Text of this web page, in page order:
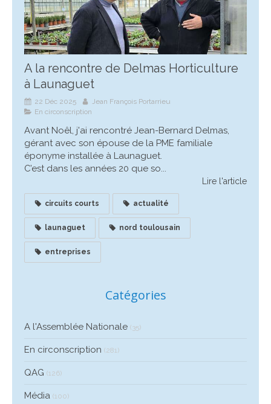
A la rencontre de Delmas Horticulture
à Launaguet
22 Déc 2025
Jean François Portarrieu
En circonscription
Avant Noêl, j'ai rencontré Jean-Bernard Delmas,
gérant avec son épouse de la PME familiale
éponyme installée à Launaguet.
C’est dans les années 20 que so...
Lire l'article
circuits courts actualité
launaguet nord toulousain
entreprises
Catégories
A l'Assemblée Nationale (35)
En circonscription (281)
QAG (126)
Média (100)